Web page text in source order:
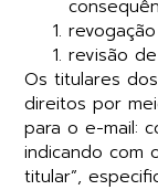
revisão
Os titulares
direitos por
para o e-mail:
indicando com
titular”,